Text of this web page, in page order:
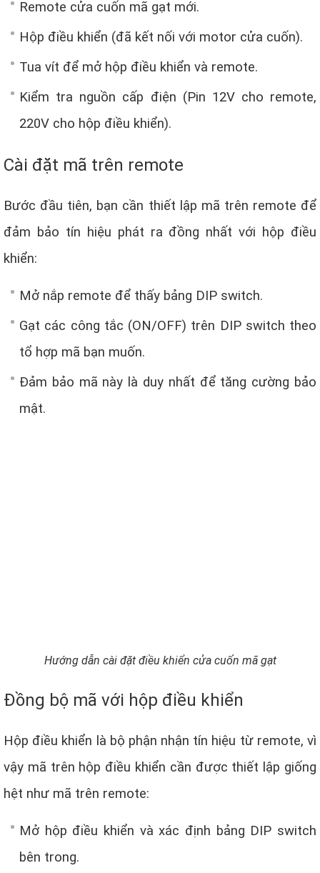
Remote cửa cuốn mã gạt mới.
Hộp điều khiển (đã kết nối với motor cửa cuốn).
Tua vít để mở hộp điều khiển và remote.
Kiểm tra nguồn cấp điện (Pin 12V cho remote,
220V cho hộp điều khiển).
Cài đặt mã trên remote
Bước đầu tiên, bạn cần thiết lập mã trên remote để
đảm bảo tín hiệu phát ra đồng nhất với hộp điều
khiển:
Mở nắp remote để thấy bảng DIP switch.
Gạt các công tắc (ON/OFF) trên DIP switch theo
tổ hợp mã bạn muốn.
Đảm bảo mã này là duy nhất để tăng cường bảo
mật.
Hướng dẫn cài đặt điều khiển cửa cuốn mã gạt
Đồng bộ mã với hộp điều khiển
Hộp điều khiển là bộ phận nhận tín hiệu từ remote, vì
vậy mã trên hộp điều khiển cần được thiết lập giống
hệt như mã trên remote:
Mở hộp điều khiển và xác định bảng DIP switch
bên trong.